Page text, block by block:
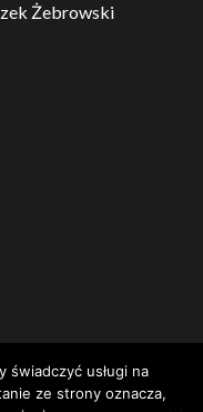
Żebrowski
Instagram
świadczyć usługi na
ze strony oznacza,